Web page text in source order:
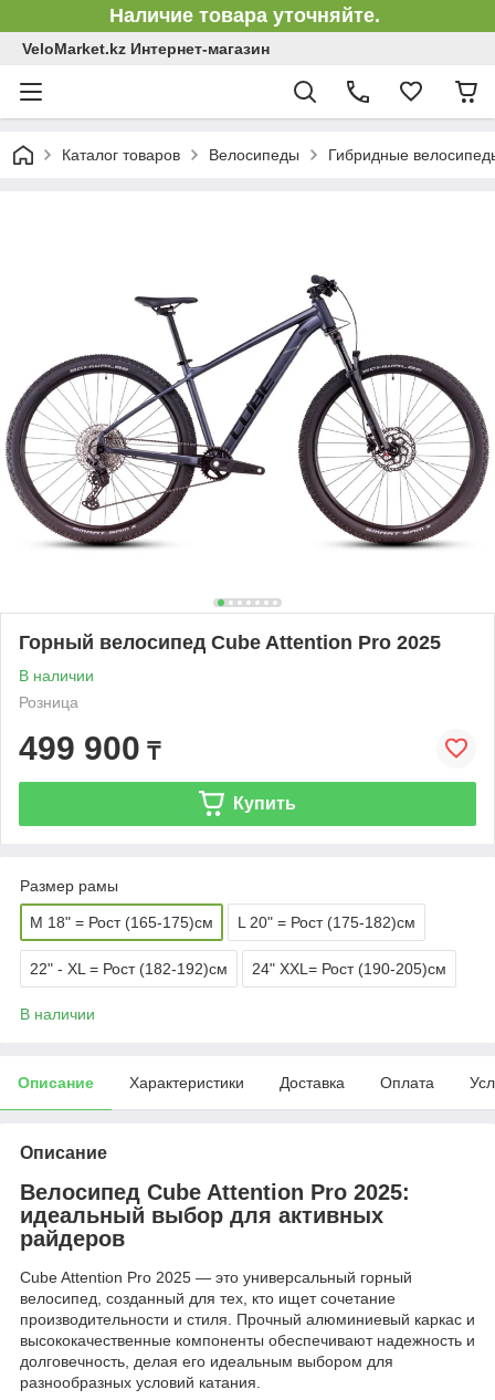
Наличие товара уточняйте.
VeloMarket.kz Интернет-магазин
Каталог товаров Велосипеды Гибридные
Горный велосипед Cube Attention Pro 2025
В наличии
Розница
499 900 ₸
Купить
Размер рамы
M 18" = Рост (165-175)см L 20" = Рост (175-182)см
22" - XL = Рост (182-192)см 24" XXL= Рост (190-205)см
В наличии
Описание Характеристики Доставка Оплата
Описание
Велосипед Cube Attention Pro 2025:
идеальный выбор для активных
райдеров
Cube Attention Pro 2025 — это универсальный горный
велосипед, созданный для тех, кто ищет сочетание
производительности и стиля. Прочный алюминиевый каркас и
высококачественные компоненты обеспечивают надежность и
долговечность, делая его идеальным выбором для
разнообразных условий катания.